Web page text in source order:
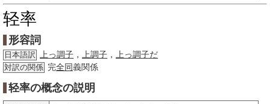
轻率
形容詞
日本語訳 上っ調子 ， 上調子 ， 上っ調子だ
対訳の関係 完全同義関係
轻率の概念の説明